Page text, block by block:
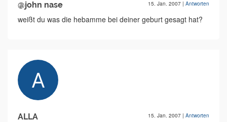
@john nase 15. Jan. 2007 | Antworten
weißt du was die hebamme bei deiner geburt gesagt hat?
ALLA 15. Jan. 2007 | Antworten